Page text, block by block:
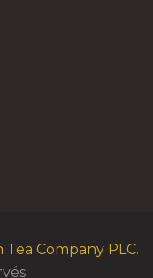
Tea Company PLC.